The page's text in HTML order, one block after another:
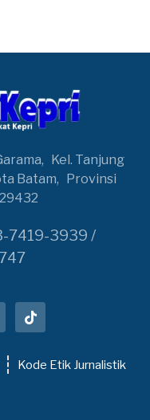
Kel. Tanjung
Batam,
Provinsi
7419-3939 /
Kode Etik Jurnalistik